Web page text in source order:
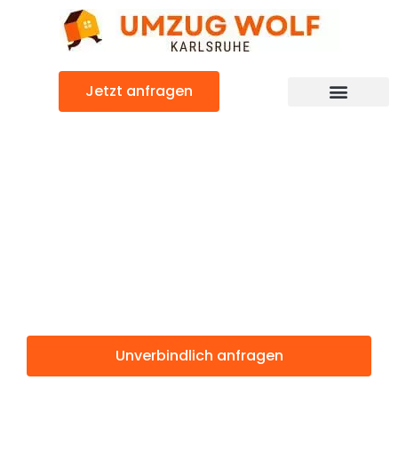
Jetzt anfragen
Unverbindlich anfragen